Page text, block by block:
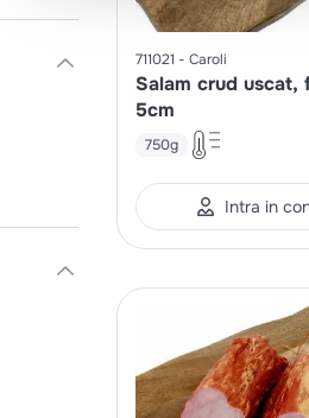
711021 Caroli
Salam crud uscat,
5cm
750g
Intra in